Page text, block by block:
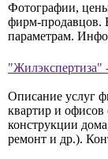
Фотографии,
фирм-продавцов.
параметрам.
"Жилэкспертиза"
Описание услуг
квартир и офисов
конструкции
ремонт и др.).